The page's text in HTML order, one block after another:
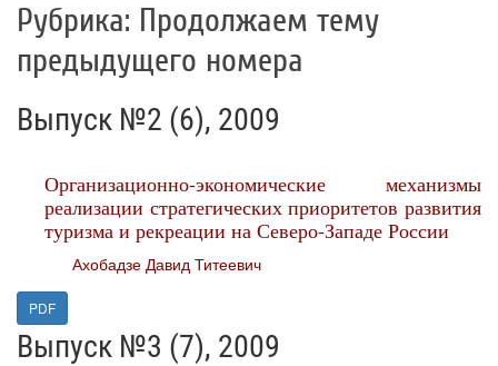
Рубрика: Продолжаем тему
предыдущего номера
Выпуск №2 (6), 2009
Организационно-экономические механизмы
реализации стратегических приоритетов развития
туризма и рекреации на Северо-Западе России
Ахобадзе Давид Титеевич
PDF
Выпуск №3 (7), 2009